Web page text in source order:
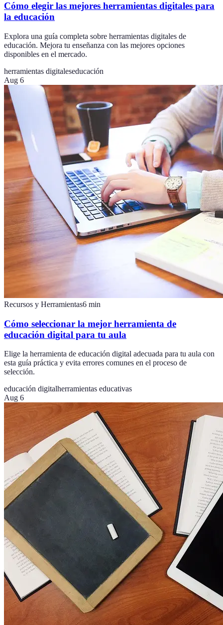
Cómo elegir las mejores herramientas digitales para
la educación
Explora una guía completa sobre herramientas digitales de
educación. Mejora tu enseñanza con las mejores opciones
disponibles en el mercado.
herramientas digitaleseducación
Aug 6
Recursos y Herramientas6 min
Cómo seleccionar la mejor herramienta de
educación digital para tu aula
Elige la herramienta de educación digital adecuada para tu aula con
esta guía práctica y evita errores comunes en el proceso de
selección.
educación digitalherramientas educativas
Aug 6